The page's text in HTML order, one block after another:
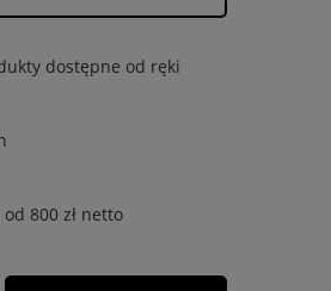
dostępne od ręki
800 zł netto